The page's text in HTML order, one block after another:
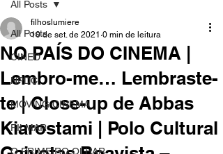
All Posts
CINED
NPDC
MOVING CINEMA
FILMAR
O PRIMEIRO OLHAR
All Posts
NO PAÍS DO CINEMA |
Lembro-me… Lembraste-
te | Close-up de Abbas
Kiarostami | Polo Cultural
filhoslumiere
10 de set. de 2021 0 min de leitura